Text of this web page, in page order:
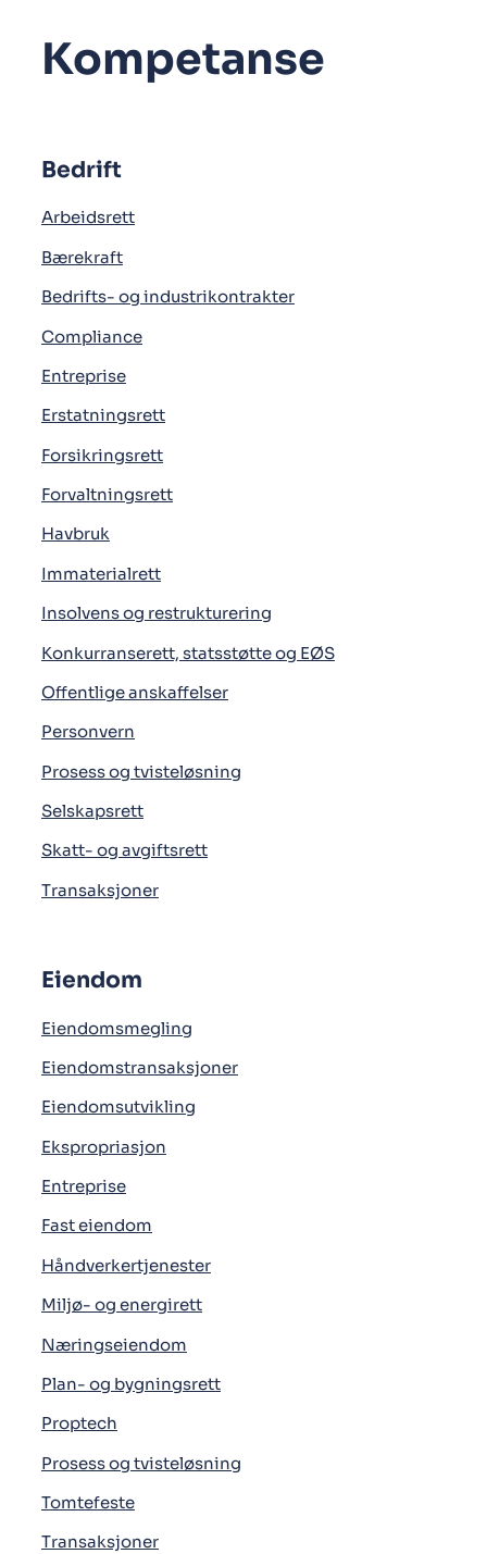
Kompetanse
Bedrift
Arbeidsrett
Bærekraft
Bedrifts- og industrikontrakter
Compliance
Entreprise
Erstatningsrett
Forsikringsrett
Forvaltningsrett
Havbruk
Immaterialrett
Insolvens og restrukturering
Konkurranserett, statsstøtte og EØS
Offentlige anskaffelser
Personvern
Prosess og tvisteløsning
Selskapsrett
Skatt- og avgiftsrett
Transaksjoner
Eiendom
Eiendomsmegling
Eiendomstransaksjoner
Eiendomsutvikling
Ekspropriasjon
Entreprise
Fast eiendom
Håndverkertjenester
Miljø- og energirett
Næringseiendom
Plan- og bygningsrett
Proptech
Prosess og tvisteløsning
Tomtefeste
Transaksjoner